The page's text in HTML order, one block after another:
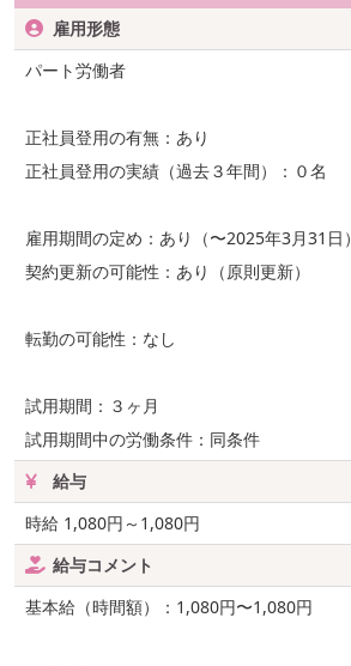
雇用形態
パート労働者
正社員登用の有無：あり
正社員登用の実績（過去３年間）：０名
雇用期間の定め：あり（〜2025年3月31日）
契約更新の可能性：あり（原則更新）
転勤の可能性：なし
試用期間：３ヶ月
試用期間中の労働条件：同条件
給与
時給 1,080円～1,080円
給与コメント
基本給（時間額）：1,080円〜1,080円